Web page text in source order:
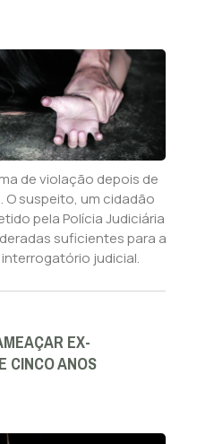
de violação depois de
O suspeito, um cidadão
pela Polícia Judiciária
suficientes para a
judicial.
EX-
CINCO ANOS